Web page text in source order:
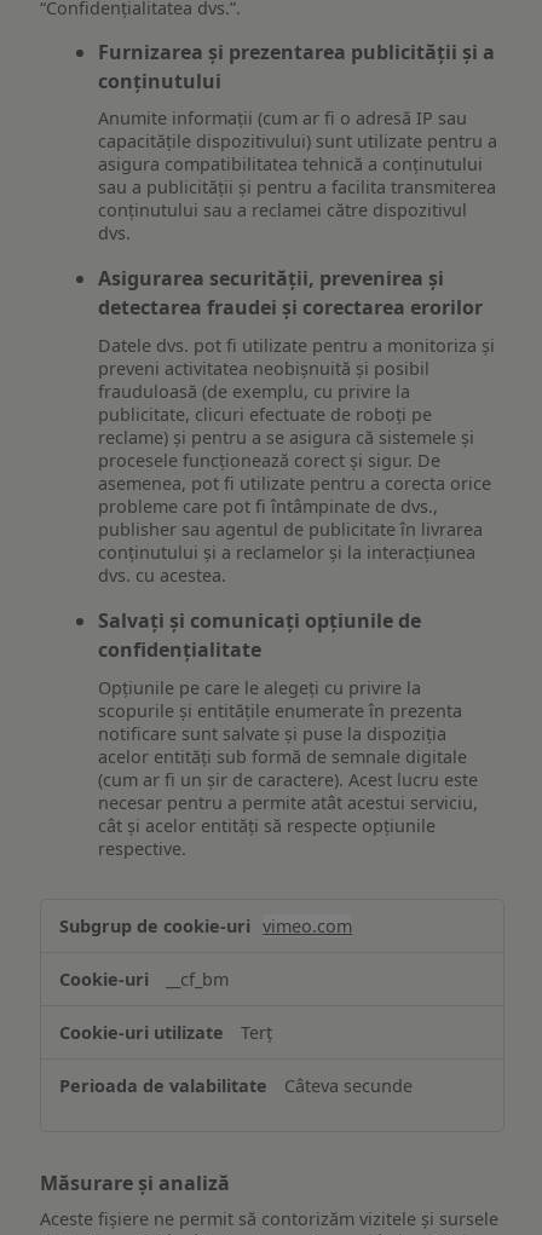
“Confidențialitatea dvs.”.
Furnizarea și prezentarea publicității și a
conținutului
Anumite informații (cum ar fi o adresă IP sau
capacitățile dispozitivului) sunt utilizate pentru a
asigura compatibilitatea tehnică a conținutului
sau a publicității și pentru a facilita transmiterea
conținutului sau a reclamei către dispozitivul
dvs.
Asigurarea securității, prevenirea și
detectarea fraudei și corectarea erorilor
Datele dvs. pot fi utilizate pentru a monitoriza și
preveni activitatea neobișnuită și posibil
frauduloasă (de exemplu, cu privire la
publicitate, clicuri efectuate de roboți pe
reclame) și pentru a se asigura că sistemele și
procesele funcționează corect și sigur. De
asemenea, pot fi utilizate pentru a corecta orice
probleme care pot fi întâmpinate de dvs.,
publisher sau agentul de publicitate în livrarea
conținutului și a reclamelor și la interacțiunea
dvs. cu acestea.
Salvați și comunicați opțiunile de
confidențialitate
Opțiunile pe care le alegeți cu privire la
scopurile și entitățile enumerate în prezenta
notificare sunt salvate și puse la dispoziția
acelor entități sub formă de semnale digitale
(cum ar fi un șir de caractere). Acest lucru este
necesar pentru a permite atât acestui serviciu,
cât și acelor entități să respecte opțiunile
respective.
funcționalităților
ului
vimeo.com
__cf_bm
Terț
Câteva secunde
Măsurare și analiză
Aceste fișiere ne permit să contorizăm vizitele și sursele